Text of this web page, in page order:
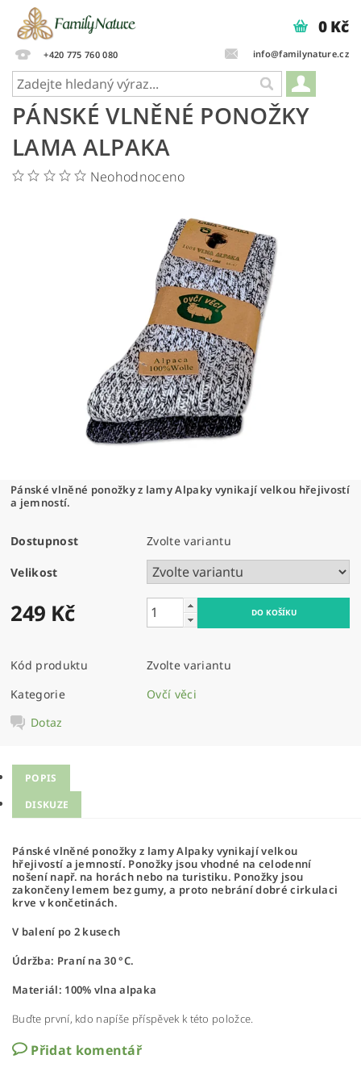
+420 775 760 080 info@familynature.cz
0 Kč
PÁNSKÉ VLNĚNÉ PONOŽKY
LAMA ALPAKA
Neohodnoceno
Pánské vlněné ponožky z lamy Alpaky vynikají velkou hřejivostí
a jemností.
Dostupnost Zvolte variantu
Velikost
249 Kč
Kód produktu
Zvolte variantu
Kategorie
Ovčí věci
Dotaz
POPIS
DISKUZE
Pánské vlněné ponožky z lamy Alpaky vynikají velkou
hřejivostí a jemností. Ponožky jsou vhodné na celodenní
nošení např. na horách nebo na turistiku. Ponožky jsou
zakončeny lemem bez gumy, a proto nebrání dobré cirkulaci
krve v končetinách.
V balení po 2 kusech
Údržba: Praní na 30 °C.
Materiál: 100% vlna alpaka
Buďte první, kdo napíše příspěvek k této položce.
Přidat komentář